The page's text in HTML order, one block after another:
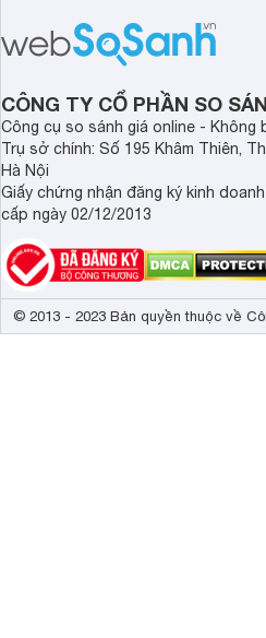
sức khỏe và đảm bảo nguồn nước
sạch cho cả gia đình.
CÔNG TY CỔ PHẦN SO
Công cụ so sánh giá online - Không
Trụ sở chính: Số 195 Khâm Thiên,
Hà Nội
Giấy chứng nhận đăng ký kinh
cấp ngày 02/12/2013
© 2013 - 2023 Bản quyền thuộc về